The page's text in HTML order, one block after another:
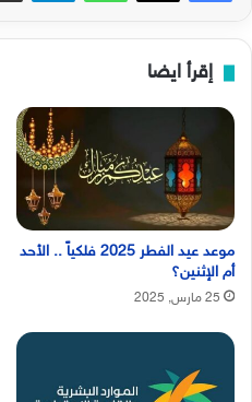
إقرأ ايضا
موعد عيد الفطر 2025 فلكياً .. الأحد
أم الإثنين؟
25 مارس, 2025